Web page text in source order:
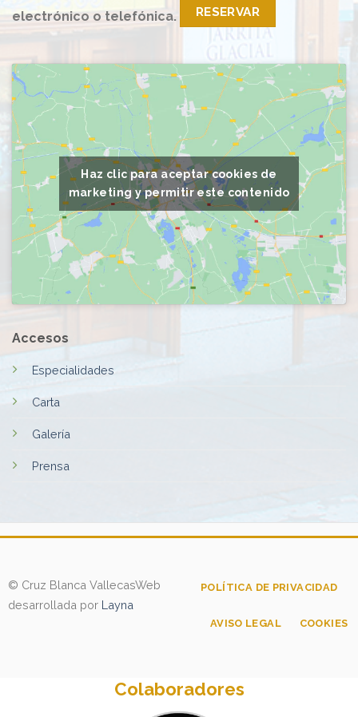
Haz clic para aceptar cookies de
marketing y permitir este contenido
Accesos
Especialidades
Carta
Galería
Prensa
electrónico o telefónica. RESERVAR
© Cruz Blanca VallecasWeb
desarrollada por Layna
POLÍTICA DE PRIVACIDAD
AVISO LEGAL COOKIES
Colaboradores